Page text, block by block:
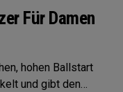
Für Damen
hohen Ballstart
und gibt den